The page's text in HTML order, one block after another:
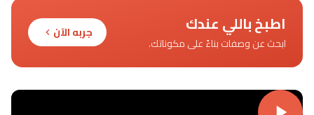
اطبخ باللي عندك
ابحث عن وصفات بناءً على مكوناتك.
جربه الآن